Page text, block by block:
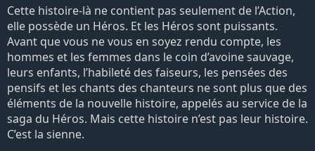
Cette histoire-là ne contient pas seulement de l’Action,
elle possède un Héros. Et les Héros sont puissants.
Avant que vous ne vous en soyez rendu compte, les
hommes et les femmes dans le coin d’avoine sauvage,
leurs enfants, l’habileté des faiseurs, les pensées des
pensifs et les chants des chanteurs ne sont plus que des
éléments de la nouvelle histoire, appelés au service de la
saga du Héros. Mais cette histoire n’est pas leur histoire.
C’est la sienne.